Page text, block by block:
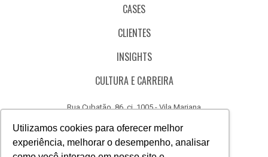
Utilizamos cookies para oferecer melhor
experiência, melhorar o desempenho, analisar
CASES
CLIENTES
INSIGHTS
CULTURA E CARREIRA
Rua Cubatão, 86, cj. 1005 - Vila Mariana
CÓDIGO DE ÉTICA